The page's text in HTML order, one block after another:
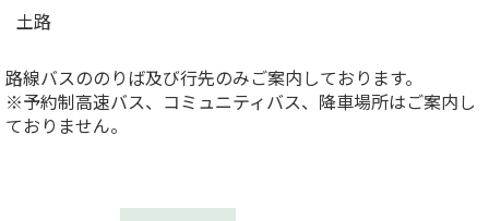
土路
路線バスののりば及び行先のみご案内しております。
※予約制高速バス、コミュニティバス、降車場所はご案内し
ておりません。